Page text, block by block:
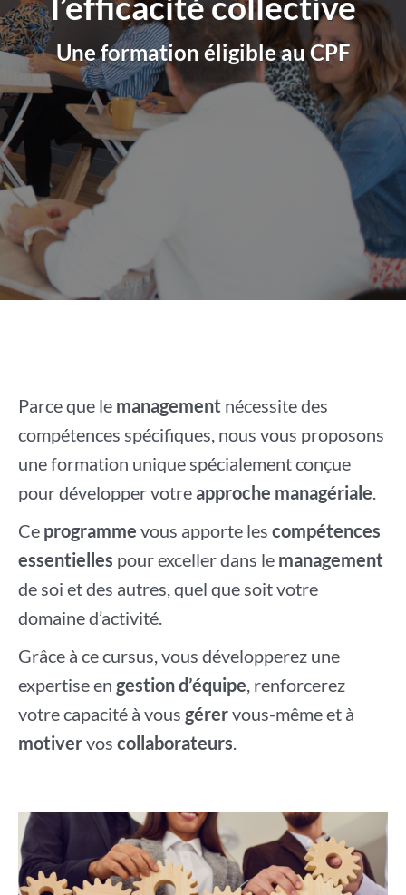
Une formation éligible au CPF
Parce que le management nécessite des
compétences spécifiques, nous vous proposons
une formation unique spécialement conçue
pour développer votreapproche managériale.
Ce programme vous apporte les compétences
essentielles pour exceller dans le management
de soi et des autres, quel que soit votre
domaine d’activité.
Grâce à ce cursus, vous développerez une
expertise en gestion d’équipe, renforcerez
votre capacité à vous gérervous-même et à
motivervos collaborateurs.